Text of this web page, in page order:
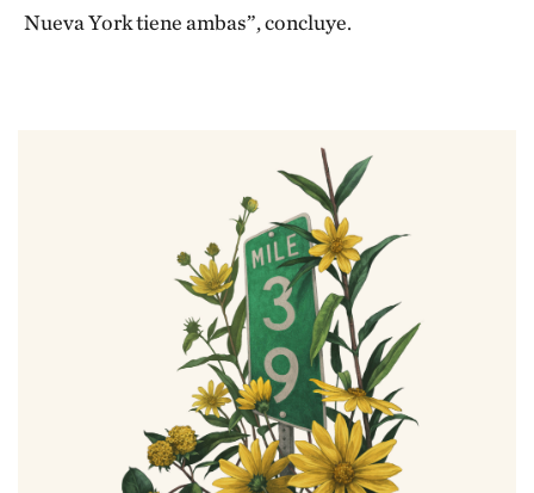
Nueva York tiene ambas”, concluye.